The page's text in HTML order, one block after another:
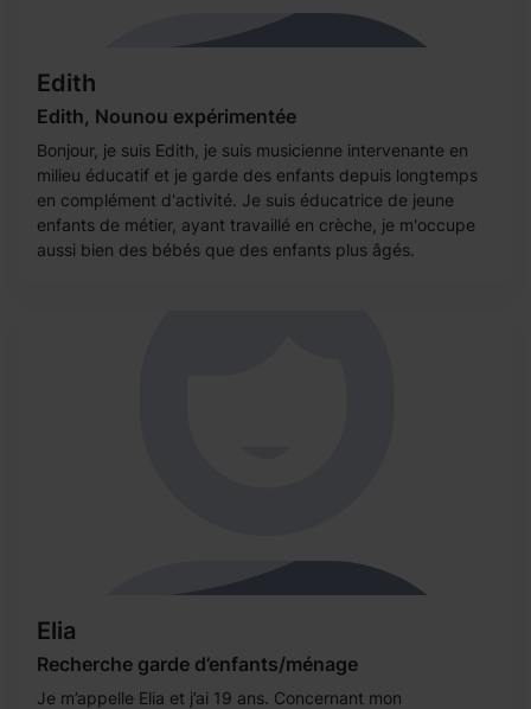
Edith
Edith, Nounou expérimentée
Bonjour, je suis Edith, je suis musicienne intervenante en
milieu éducatif et je garde des enfants depuis longtemps
en complément d'activité. Je suis éducatrice de jeune
enfants de métier, ayant travaillé en crèche, je m'occupe
aussi bien des bébés que des enfants plus âgés.
Elia
Recherche garde d’enfants/ménage
Je m’appelle Elia et j’ai 19 ans. Concernant mon